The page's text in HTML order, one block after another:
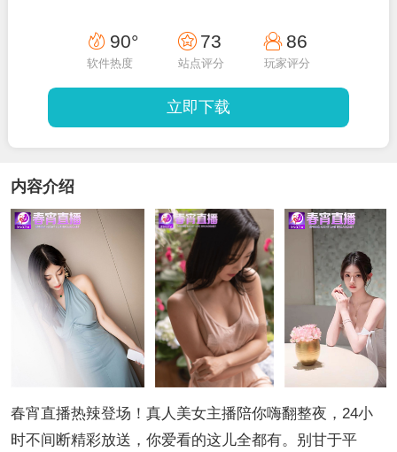
90°
软件热度
73
站点评分
86
玩家评分
立即下载
内容介绍
春宵直播热辣登场！真人美女主播陪你嗨翻整夜，24小
时不间断精彩放送，你爱看的这儿全都有。别甘于平